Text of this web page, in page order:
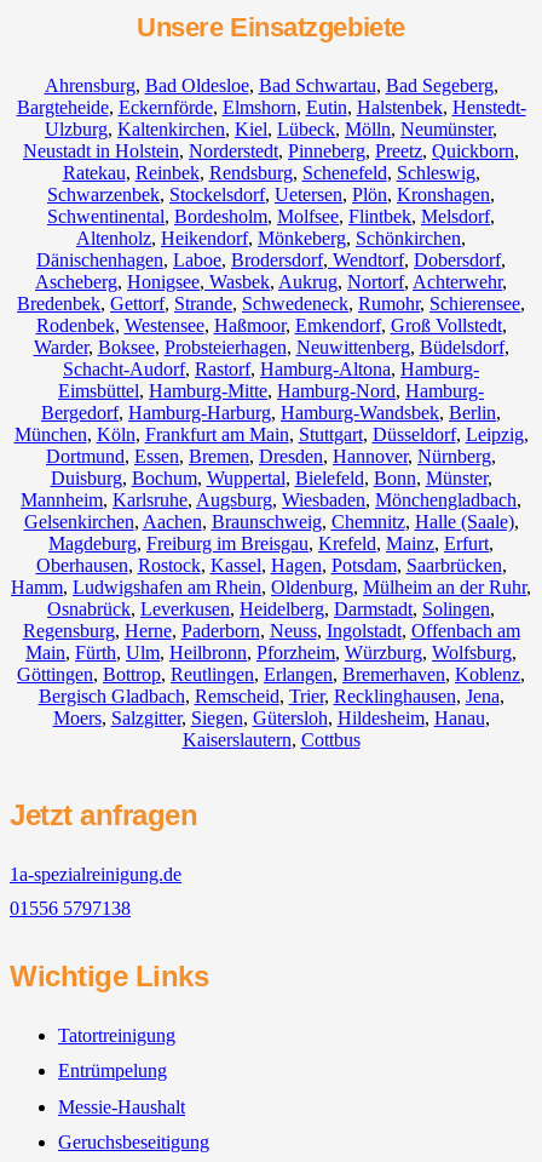
Unsere Einsatzgebiete
Ahrensburg, Bad Oldesloe, Bad Schwartau, Bad Segeberg,
Bargteheide, Eckernförde, Elmshorn, Eutin, Halstenbek, Henstedt-
Ulzburg, Kaltenkirchen, Kiel, Lübeck, Mölln, Neumünster,
Neustadt in Holstein, Norderstedt, Pinneberg, Preetz, Quickborn,
Ratekau, Reinbek, Rendsburg, Schenefeld, Schleswig,
Schwarzenbek, Stockelsdorf, Uetersen, Plön, Kronshagen,
Schwentinental, Bordesholm, Molfsee, Flintbek, Melsdorf,
Altenholz, Heikendorf, Mönkeberg, Schönkirchen,
Dänischenhagen, Laboe, Brodersdorf, Wendtorf, Dobersdorf,
Ascheberg, Honigsee, Wasbek, Aukrug, Nortorf, Achterwehr,
Bredenbek, Gettorf, Strande, Schwedeneck, Rumohr, Schierensee,
Rodenbek, Westensee, Haßmoor, Emkendorf, Groß Vollstedt,
Warder, Boksee, Probsteierhagen, Neuwittenberg, Büdelsdorf,
Schacht-Audorf, Rastorf, Hamburg-Altona, Hamburg-
Eimsbüttel, Hamburg-Mitte, Hamburg-Nord, Hamburg-
Bergedorf, Hamburg-Harburg, Hamburg-Wandsbek, Berlin,
München, Köln, Frankfurt am Main, Stuttgart, Düsseldorf, Leipzig,
Dortmund, Essen, Bremen, Dresden, Hannover, Nürnberg,
Duisburg, Bochum, Wuppertal, Bielefeld, Bonn, Münster,
Mannheim, Karlsruhe, Augsburg, Wiesbaden, Mönchengladbach,
Gelsenkirchen, Aachen, Braunschweig, Chemnitz⁠, Halle (Saale),
Magdeburg, Freiburg im Breisgau, Krefeld, Mainz, Erfurt,
Oberhausen, Rostock, Kassel, Hagen, Potsdam, Saarbrücken,
Hamm, Ludwigshafen am Rhein, Oldenburg, Mülheim an der Ruhr,
Osnabrück, Leverkusen, Heidelberg, Darmstadt, Solingen,
Regensburg, Herne, Paderborn, Neuss, Ingolstadt, Offenbach am
Main, Fürth, Ulm, Heilbronn, Pforzheim, Würzburg, Wolfsburg,
Göttingen, Bottrop, Reutlingen, Erlangen, Bremerhaven, Koblenz,
Bergisch Gladbach, Remscheid, Trier, Recklinghausen, Jena,
Moers, Salzgitter, Siegen, Gütersloh, Hildesheim, Hanau,
Kaiserslautern, Cottbus
Jetzt anfragen
1a-spezialreinigung.de
01556 5797138
Wichtige Links
Tatortreinigung
Entrümpelung
Messie-Haushalt
Geruchsbeseitigung